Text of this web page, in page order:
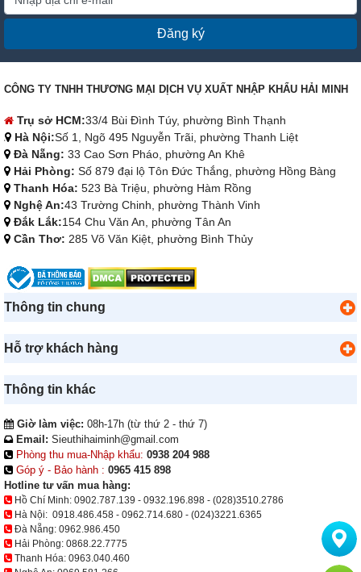
Đăng ký
CÔNG TY TNHH THƯƠNG MẠI DỊCH VỤ XUẤT NHẬP KHẨU HẢI MINH
Trụ sở HCM:33/4 Bùi Đình Túy, phường Bình Thạnh
Hà Nội:Số 1, Ngõ 495 Nguyễn Trãi, phường Thanh Liệt
Đà Nẵng: 33 Cao Sơn Pháo, phường An Khê
Hải Phòng: Số 879 đại lộ Tôn Đức Thắng, phường Hồng Bàng
Thanh Hóa: 523 Bà Triệu, phường Hàm Rồng
Nghệ An:43 Trường Chinh, phường Thành Vinh
Đắk Lắk:154 Chu Văn An, phường Tân An
Cần Thơ: 285 Võ Văn Kiệt, phường Bình Thủy
Thông tin chung
Hỗ trợ khách hàng
Thông tin khác
Giờ làm việc: 08h-17h (từ thứ 2 - thứ 7)
Email: Sieuthihaiminh@gmail.com
Phòng thu mua-Nhập khẩu: 0938 204 988
Góp ý - Bảo hành : 0965 415 898
Hotline tư vấn mua hàng:
Hồ Chí Minh: 0902.787.139 - 0932.196.898 - (028)3510.2786
Hà Nội: 0918.486.458 - 0962.714.680 - (024)3221.6365
Đà Nẵng: 0962.986.450
Hải Phòng: 0868.22.7775
Thanh Hóa: 0963.040.460